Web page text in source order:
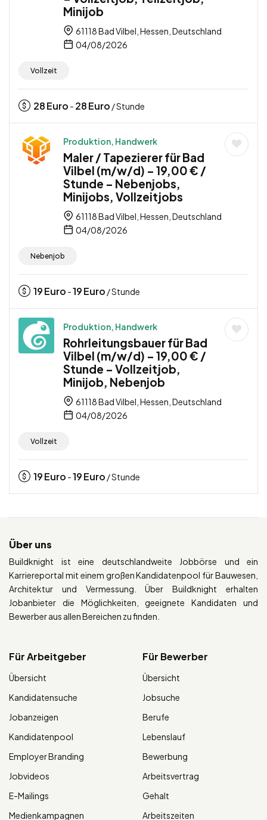
Minijob
61118 Bad Vilbel, Hessen, Deutschland
04/08/2026
Vollzeit
28Euro - 28Euro / Stunde
Produktion, Handwerk
Maler / Tapezierer für Bad
Vilbel (m/w/d) – 19,00 € /
Stunde – Nebenjobs,
Minijobs, Vollzeitjobs
61118 Bad Vilbel, Hessen, Deutschland
04/08/2026
Nebenjob
19Euro -19Euro / Stunde
Produktion, Handwerk
Rohrleitungsbauer für Bad
Vilbel (m/w/d) – 19,00 € /
Stunde – Vollzeitjob,
Minijob, Nebenjob
61118 Bad Vilbel, Hessen, Deutschland
04/08/2026
Vollzeit
19Euro -19Euro / Stunde
Über uns
Buildknight ist eine deutschlandweite Jobbörse und ein
Karriereportal mit einem großen Kandidatenpool für Bauwesen,
Architektur und Vermessung. Über Buildknight erhalten
Jobanbieter die Möglichkeiten, geeignete Kandidaten und
Bewerber aus allen Bereichen zu finden.
Für Arbeitgeber
Übersicht
Kandidatensuche
Jobanzeigen
Kandidatenpool
Employer Branding
Jobvideos
E-Mailings
Medienkampagnen
Für Bewerber
Übersicht
Jobsuche
Berufe
Lebenslauf
Bewerbung
Arbeitsvertrag
Gehalt
Arbeitszeiten